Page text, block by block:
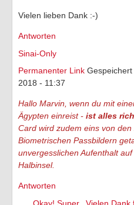
Vielen lieben Dank :-)
Antworten
Sinai-Only
Permanenter Link Gespeichert
2018 - 11:37
Hallo Marvin, wenn du mit
Ägypten einreist - ist alles
Card wird zudem eins von
Biometrischen Passbildern
unvergesslichen Aufenthalt
Halbinsel.
Antworten
Okay! Super.. Vielen Dank